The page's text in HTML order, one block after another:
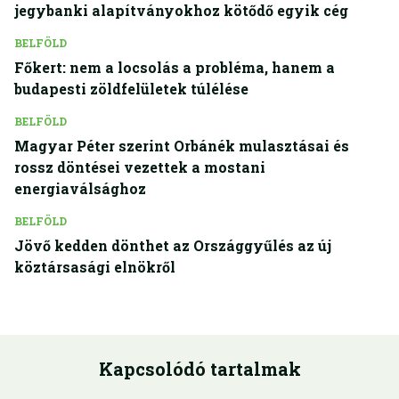
jegybanki alapítványokhoz kötődő egyik cég
BELFÖLD
Főkert: nem a locsolás a probléma, hanem a
budapesti zöldfelületek túlélése
BELFÖLD
Magyar Péter szerint Orbánék mulasztásai és
rossz döntései vezettek a mostani
energiaválsághoz
BELFÖLD
Jövő kedden dönthet az Országgyűlés az új
köztársasági elnökről
Kapcsolódó tartalmak